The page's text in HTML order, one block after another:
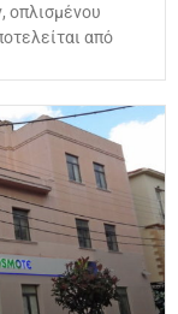
οπλισμένου
από